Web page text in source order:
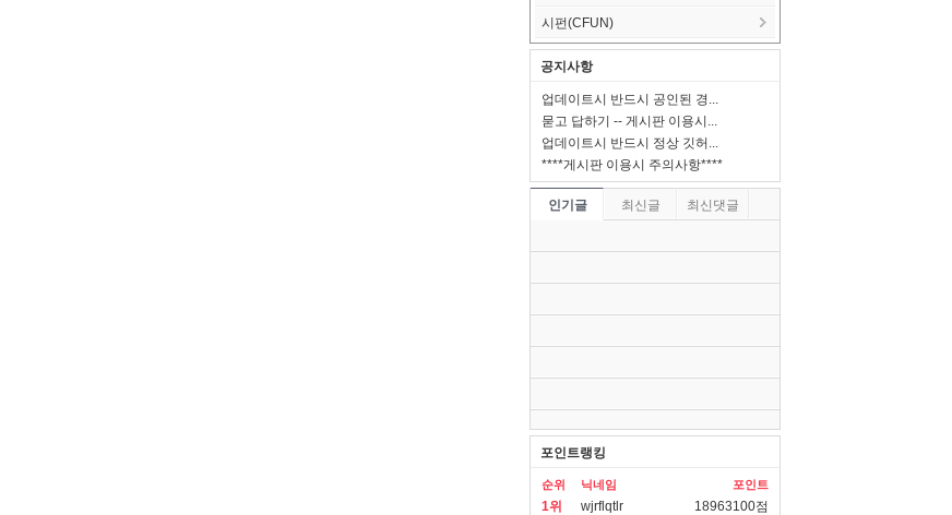
시펀(CFUN)
공지사항
업데이트시 반드시 공인된 경...
묻고 답하기 -- 게시판 이용시...
업데이트시 반드시 정상 깃허...
****게시판 이용시 주의사항****
인기글 최신글 최신댓글
포인트랭킹
순위 닉네임 포인트
1위 wjrflqtlr
18963100점